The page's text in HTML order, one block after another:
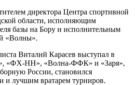
директора Центра спортивной
области, исполняющим
базы на Бору и исполнительным
«Волны».
Виталий Карасев выступал в
«ФХ-НН», «Волна-ФФК» и «Заря»,
России, становился
и лучшим вратарем турниров.